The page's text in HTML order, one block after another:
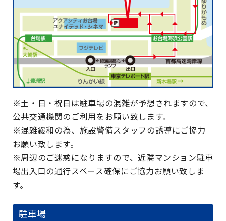
※土・日・祝日は駐車場の混雑が予想されますので、
公共交通機関のご利用をお願い致します。
※混雑緩和の為、施設警備スタッフの誘導にご協力
お願い致します。
※周辺のご迷惑になりますので、近隣マンション駐車
場出入口の通行スペース確保にご協力お願い致しま
す。
駐車場